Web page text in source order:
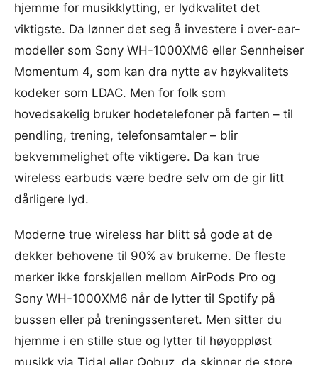
hjemme for musikklytting, er lydkvalitet det
viktigste. Da lønner det seg å investere i over-ear-
modeller som Sony WH-1000XM6 eller Sennheiser
Momentum 4, som kan dra nytte av høykvalitets
kodeker som LDAC. Men for folk som
hovedsakelig bruker hodetelefoner på farten – til
pendling, trening, telefonsamtaler – blir
bekvemmelighet ofte viktigere. Da kan true
wireless earbuds være bedre selv om de gir litt
dårligere lyd.
Moderne true wireless har blitt så gode at de
dekker behovene til 90% av brukerne. De fleste
merker ikke forskjellen mellom AirPods Pro og
Sony WH-1000XM6 når de lytter til Spotify på
bussen eller på treningssenteret. Men sitter du
hjemme i en stille stue og lytter til høyoppløst